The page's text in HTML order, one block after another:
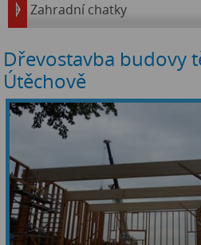
Zahradní chatky
Dřevostavba budovy
Útěchově